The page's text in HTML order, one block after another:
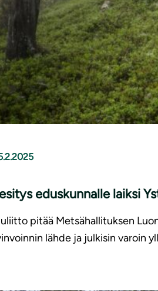
eduskunnalle laiksi
pitää Metsähallituksen
lähde ja julkisin varoin